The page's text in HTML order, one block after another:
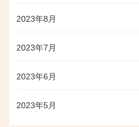
2023年8月
2023年7月
2023年6月
2023年5月